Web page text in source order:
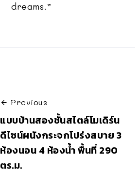
dreams.”
Previous
แบบบ้านสองชั้นสไตล์โมเดิร์น
ดีไซน์ผนังกระจกโปร่งสบาย 3
ห้องนอน 4 ห้องน้ำ พื้นที่ 290
ตร.ม.